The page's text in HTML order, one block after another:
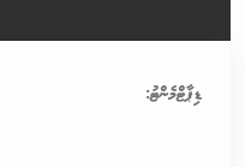
ޑިޕާޓްމެންޓު: